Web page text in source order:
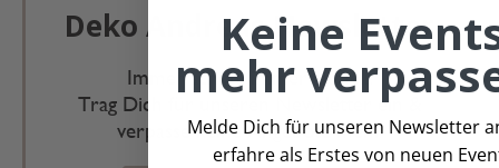
Deko Andreas Newsletter
Immer schön, immer aktuell.
Trag Dich für unseren Newsletter ein &
verpasse keine Angebote mehr
Keine
mehr
Melde Dich für unseren Newsletter
erfahre als Erstes von neuen